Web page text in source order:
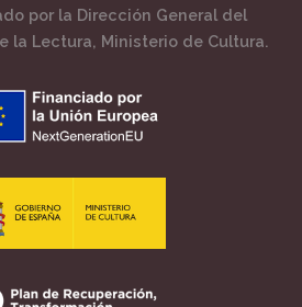
por la Dirección General del
la Lectura, Ministerio de Cultura.